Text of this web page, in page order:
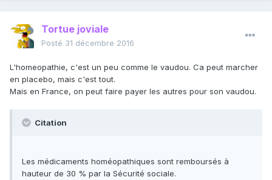
Tortue joviale
Posté 31 décembre 2016
L'homeopathie, c'est un peu comme le vaudou. Ca peut marcher
en placebo, mais c'est tout.
Mais en France, on peut faire payer les autres pour son vaudou.
Citation
Les médicaments homéopathiques sont remboursés à
hauteur de 30 % par la Sécurité sociale.